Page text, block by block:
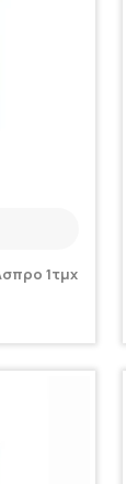
1τμχ